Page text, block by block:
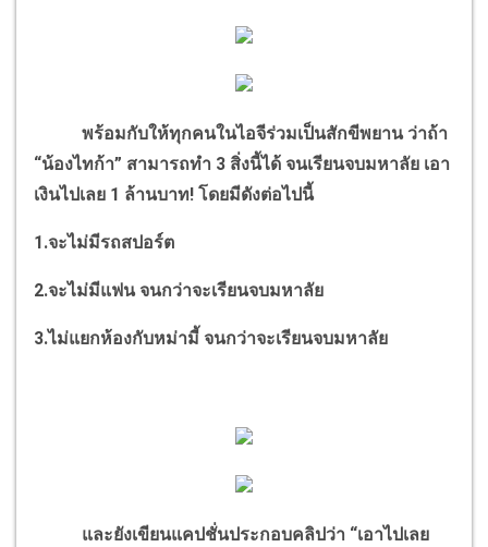
พร้อมกับให้ทุกคนในไอจีร่วมเป็นสักขีพยาน ว่าถ้า
“น้องไทก้า” สามารถทำ 3 สิ่งนี้ได้ จนเรียนจบมหาลัย เอา
เงินไปเลย 1 ล้านบาท! โดยมีดังต่อไปนี้
1.จะไม่มีรถสปอร์ต
2.จะไม่มีแฟน จนกว่าจะเรียนจบมหาลัย
3.ไม่แยกห้องกับหม่ามี้ จนกว่าจะเรียนจบมหาลัย
และยังเขียนแคปชั่นประกอบคลิปว่า “เอาไปเลย